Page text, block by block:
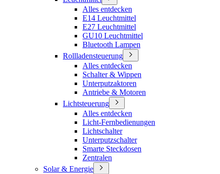
Alles entdecken
E14 Leuchtmittel
E27 Leuchtmittel
GU10 Leuchtmittel
Bluetooth Lampen
Rollladensteuerung
Alles entdecken
Schalter & Wippen
Unterputzaktoren
Antriebe & Motoren
Lichtsteuerung
Alles entdecken
Licht-Fernbedienungen
Lichtschalter
Unterputzschalter
Smarte Steckdosen
Zentralen
Solar & Energie